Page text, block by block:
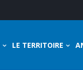
LE TERRITOIRE